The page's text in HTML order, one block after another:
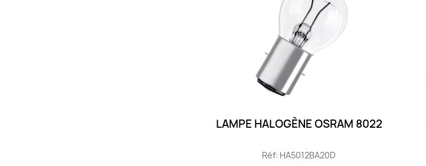
LAMPE HALOGÈNE OSRAM 8022
Réf: HA5012BA20D